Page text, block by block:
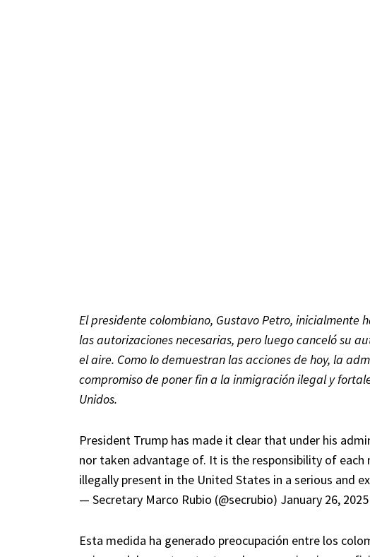
El presidente colombiano, Gustavo Petro, inicialmente
las autorizaciones necesarias, pero luego canceló su
el aire. Como lo demuestran las acciones de hoy, la
compromiso de poner fin a la inmigración ilegal y
Unidos.
President Trump has made it clear that under his
nor taken advantage of. It is the responsibility of
illegally present in the United States in a serious and
— Secretary Marco Rubio (@secrubio) January 26, 2025
Esta medida ha generado preocupación entre los